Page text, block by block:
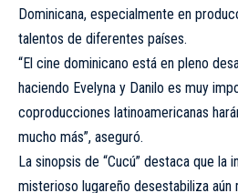
Dominicana, especialmente en
talentos de diferentes países.
“El cine dominicano está en pleno
haciendo Evelyna y Danilo es muy
coproducciones latinoamericanas
mucho más”, aseguró.
La sinopsis de “Cucú” destaca que la
misterioso lugareño desestabiliza aún